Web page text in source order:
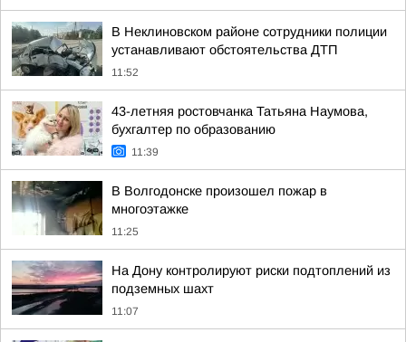
В Неклиновском районе сотрудники полиции
устанавливают обстоятельства ДТП
11:52
43-летняя ростовчанка Татьяна Наумова,
бухгалтер по образованию
11:39
В Волгодонске произошел пожар в
многоэтажке
11:25
На Дону контролируют риски подтоплений из
подземных шахт
11:07